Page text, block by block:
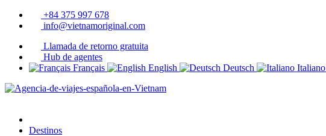
+84 375 997 678
info@vietnamoriginal.com
Llamada de retorno gratuita
Hub de agentes
Français
English Deutsch Italiano
Destinos